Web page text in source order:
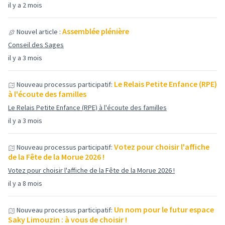
il y a 2 mois
il y a 3 mois
Nouvel article : Assemblée plénière
Conseil des Sages
il y a 3 mois
Nouveau processus participatif: Le Relais Petite Enfance (RPE)
à l'écoute des familles
Le Relais Petite Enfance (RPE) à l'écoute des familles
il y a 8 mois
Nouveau processus participatif: Votez pour choisir l'affiche
de la Fête de la Morue 2026 !
Votez pour choisir l'affiche de la Fête de la Morue 2026 !
Nouveau processus participatif: Un nom pour le futur espace
Saky Limouzin : à vous de choisir !